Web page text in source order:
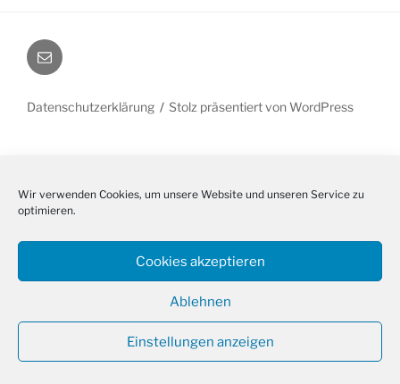
Wir verwenden Cookies, um unsere Website und unseren Service zu
optimieren.
Cookies akzeptieren
Ablehnen
Einstellungen anzeigen
E-
Mail
Datenschutzerklärung Stolz präsentiert von WordPress